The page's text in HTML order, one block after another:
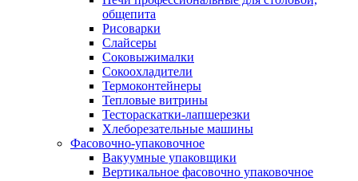
общепита
Рисоварки
Слайсеры
Соковыжималки
Сокоохладители
Термоконтейнеры
Тепловые витрины
Тестораскатки-лапшерезки
Хлеборезательные машины
Фасовочно-упаковочное
Вакуумные упаковщики
Вертикальное фасовочно упаковочное